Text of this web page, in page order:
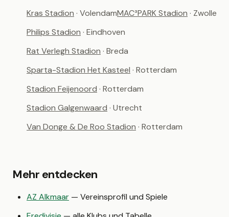
Kras Stadion · VolendamMAC³PARK Stadion · Zwolle
Philips Stadion · Eindhoven
Rat Verlegh Stadion · Breda
Sparta-Stadion Het Kasteel · Rotterdam
Stadion Feijenoord · Rotterdam
Stadion Galgenwaard · Utrecht
Van Donge & De Roo Stadion · Rotterdam
Mehr entdecken
AZ Alkmaar — Vereinsprofil und Spiele